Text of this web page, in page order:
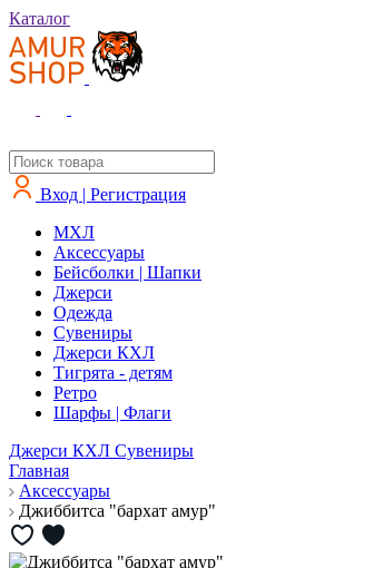
Каталог
Вход | Регистрация
MXЛ
Аксессуары
Бейсболки | Шапки
Джерси
Одежда
Сувениры
Джерси КХЛ
Тигрята - детям
Ретро
Шарфы | Флаги
Джерси КХЛ Сувениры
Главная
Аксессуары
Джиббитса "бархат амур"